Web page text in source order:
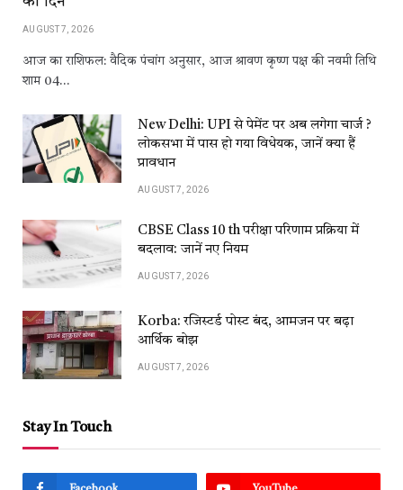
AUGUST 7, 2026
आज का राशिफल: वैदिक पंचांग अनुसार, आज श्रावण कृष्ण पक्ष की नवमी तिथि
शाम 04…
New Delhi: UPI से पेमेंट पर अब लगेगा चार्ज ?
लोकसभा में पास हो गया विधेयक, जानें क्या हैं
प्रावधान
AUGUST 7, 2026
CBSE Class 10 th परीक्षा परिणाम प्रक्रिया में
बदलाव: जानें नए नियम
AUGUST 7, 2026
Korba: रजिस्टर्ड पोस्ट बंद, आमजन पर बढ़ा
आर्थिक बोझ
AUGUST 7, 2026
Stay In Touch